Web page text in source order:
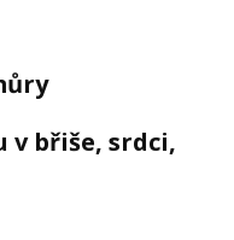
v břiše, srdci,